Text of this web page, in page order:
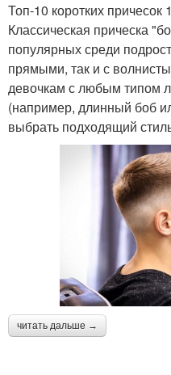
Топ-10 коротких причесок
Классическая прическа
популярных среди
прямыми, так и с
девочкам с любым типом
(например, длинный боб
выбрать подходящий
читать дальше →